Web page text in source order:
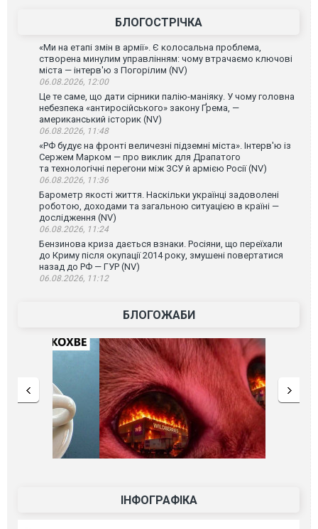
БЛОГОСТРІЧКА
«Ми на етапі змін в армії». Є колосальна проблема,
створена минулим управлінням: чому втрачаємо ключові
міста — інтерв'ю з Погорілим (NV)
06.08.2026, 12:00
Це те саме, що дати сірники палію-маніяку. У чому головна
небезпека «антиросійського» закону Ґрема, —
американський історик (NV)
06.08.2026, 11:48
«РФ будує на фронті величезні підземні міста». Інтерв'ю із
Сержем Марком — про виклик для Драпатого
та технологічні перегони між ЗСУ й армією Росії (NV)
06.08.2026, 11:36
Барометр якості життя. Наскільки українці задоволені
роботою, доходами та загальною ситуацією в країні —
дослідження (NV)
06.08.2026, 11:24
Бензинова криза дається взнаки. Росіяни, що переїхали
до Криму після окупації 2014 року, змушені повертатися
назад до РФ — ГУР (NV)
06.08.2026, 11:12
БЛОГОЖАБИ
ІНФОГРАФІКА